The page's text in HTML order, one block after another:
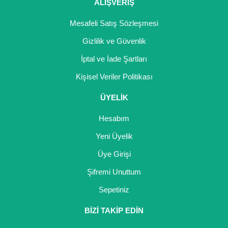
ALIŞVERİŞ
Mesafeli Satış Sözleşmesi
Gizlilik ve Güvenlik
İptal ve İade Şartları
Kişisel Veriler Politikası
ÜYELİK
Hesabım
Yeni Üyelik
Üye Girişi
Şifremi Unuttum
Sepetiniz
BİZİ TAKİP EDİN